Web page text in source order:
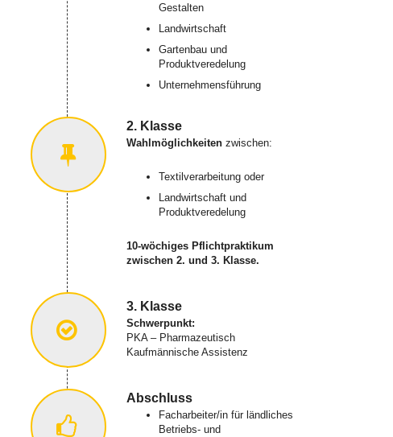
Gestalten
Landwirtschaft
Gartenbau und
Produktveredelung
Unternehmensführung
2. Klasse
Wahlmöglichkeitenzwischen:
Textilverarbeitung oder
Landwirtschaft und
Produktveredelung
10-wöchiges Pflichtpraktikum
zwischen 2. und 3. Klasse.
3. Klasse
Schwerpunkt:
PKA – Pharmazeutisch
Kaufmännische Assistenz
Abschluss
Facharbeiter/in für ländliches
Betriebs- und